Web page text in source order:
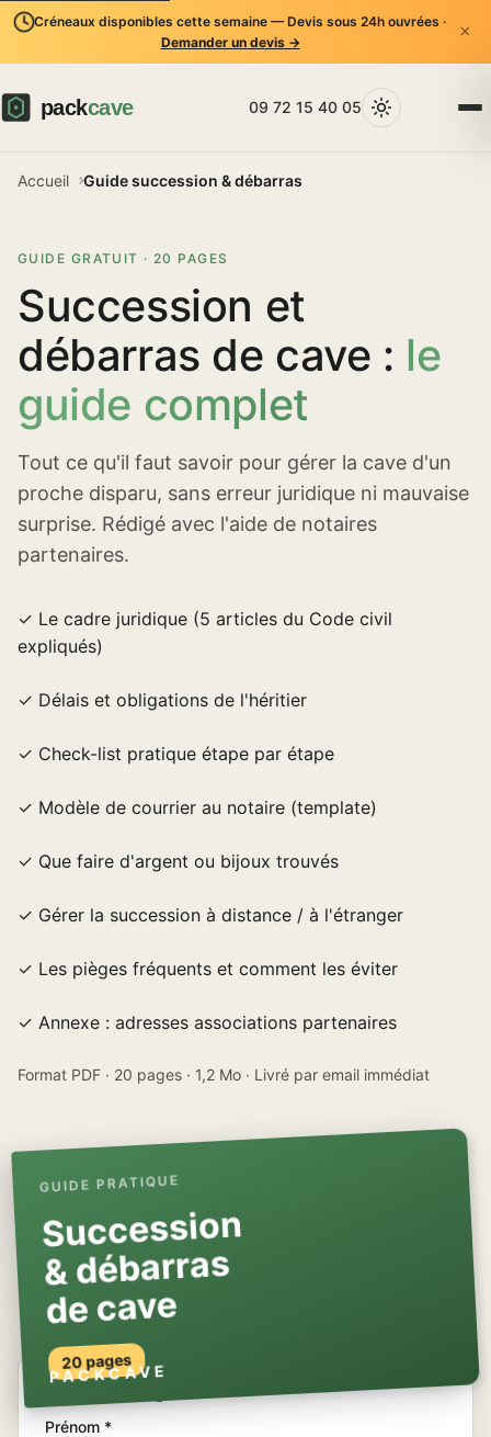
Créneaux disponibles cette semaine — Devis sous 24h ouvrées ·
Demander un devis →
×
09 72 15 40 05
Accueil Guide succession & débarras
GUIDE GRATUIT · 20 PAGES
Succession et
débarras de cave : le
guide complet
Tout ce qu'il faut savoir pour gérer la cave d'un
proche disparu, sans erreur juridique ni mauvaise
surprise. Rédigé avec l'aide de notaires
partenaires.
✓ Le cadre juridique (5 articles du Code civil
expliqués)
✓ Délais et obligations de l'héritier
✓ Check-list pratique étape par étape
✓ Modèle de courrier au notaire (template)
✓ Que faire d'argent ou bijoux trouvés
✓ Gérer la succession à distance / à l'étranger
✓ Les pièges fréquents et comment les éviter
✓ Annexe : adresses associations partenaires
Format PDF · 20 pages · 1,2 Mo · Livré par email immédiat
GUIDE PRATIQUE
Succession
& débarras
de cave
20 pages
PACKCAVE
Recevoir le guide
Prénom *